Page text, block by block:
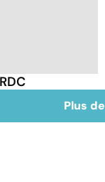
Plus